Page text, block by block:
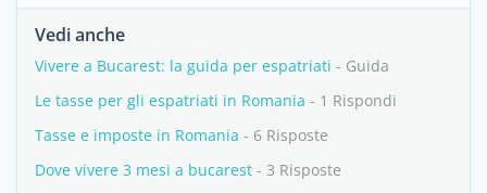
Vedi anche
Vivere a Bucarest: la guida per espatriati - Guida
Le tasse per gli espatriati in Romania - 1 Rispondi
Tasse e imposte in Romania - 6 Risposte
Dove vivere 3 mesi a bucarest - 3 Risposte